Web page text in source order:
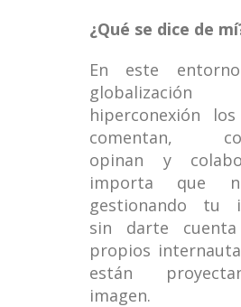
¿Qué se dice de
En este
hiperconexión
comentan,
opinan y
importa que
gestionando tu
sin darte
propios
están
imagen.